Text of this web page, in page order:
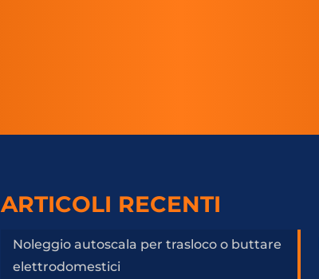
ARTICOLI RECENTI
Noleggio autoscala per trasloco o buttare
elettrodomestici